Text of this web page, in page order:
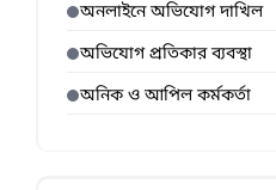
অনলাইনে অভিযোগ দাখিল
অভিযোগ প্রতিকার ব্যবস্থা
অনিক ও আপিল কর্মকর্তা